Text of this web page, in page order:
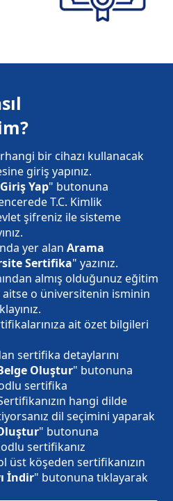
bir cihazı kullanacak
giriş yapınız.
Giriş Yap" butonuna
T.C. Kimlik
şifreniz ile sisteme
yer alan Arama
Sertifika" yazınız.
almış olduğunuz eğitim
o üniversitenin isminin
ait özet bilgileri
sertifika detaylarını
Oluştur" butonuna
sertifika
hangi dilde
dil seçimini yaparak
" butonuna
sertifikanız
üst köşeden sertifikanızın
İndir" butonuna tıklayarak